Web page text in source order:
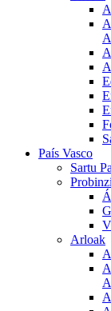
País Vasco
Sartu
Arloak